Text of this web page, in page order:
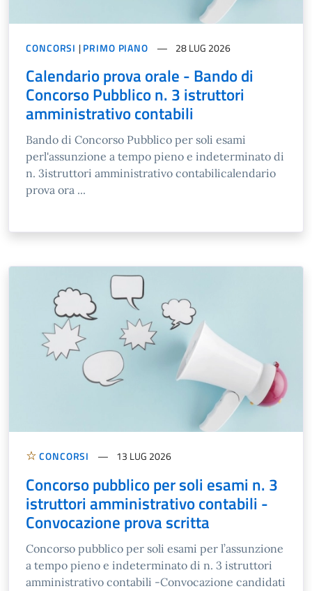
CONCORSI |PRIMO PIANO 28 LUG 2026
Calendario prova orale - Bando di
Concorso Pubblico n. 3 istruttori
amministrativo contabili
Bando di Concorso Pubblico per soli esami
perl'assunzione a tempo pieno e indeterminato di
n. 3istruttori amministrativo contabilicalendario
prova ora ...
CONCORSI 13 LUG 2026
Concorso pubblico per soli esami n. 3
istruttori amministrativo contabili -
Convocazione prova scritta
Concorso pubblico per soli esami per l’assunzione
a tempo pieno e indeterminato di n. 3 istruttori
amministrativo contabili -Convocazione candidati